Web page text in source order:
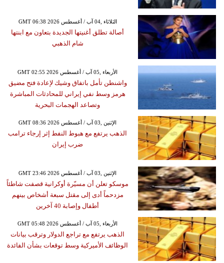
GMT 06:38 2026 الثلاثاء ,04 آب / أغسطس
أصالة تطلق أغنيتها الجديدة بتعاون مع ابنتها
شام الذهبي
GMT 02:55 2026 الأربعاء ,05 آب / أغسطس
واشنطن تأمل باتفاق وشيك لإعادة فتح مضيق
هرمز وسط نفي إيراني للمحادثات المباشرة
وتصاعد الهجمات البحرية
GMT 08:36 2026 الإثنين ,03 آب / أغسطس
الذهب يرتفع مع هبوط النفط إثر إرجاء ترامب
ضرب إيران
GMT 23:46 2026 الإثنين ,03 آب / أغسطس
موسكو تعلن أن مسيّرة أوكرانية قصفت شاطئاً
مزدحماً أدى إلى مقتل سبعة أشخاص بينهم
أطفال وإصابة 40 آخرين
GMT 05:48 2026 الأربعاء ,05 آب / أغسطس
الذهب يرتفع مع تراجع الدولار وترقب بيانات
الوظائف الأميركية وسط توقعات بشأن الفائدة